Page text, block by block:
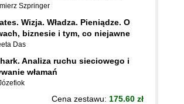
Szpringer
Wizja. Władza. Pieniądze. O
biznesie i tym, co niejawne
Das
Analiza ruchu sieciowego i
włamań
Cena zestawu: 175.60 zł